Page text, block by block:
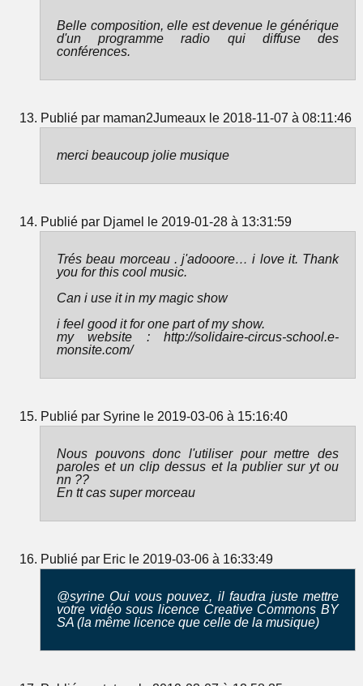
Belle composition, elle est devenue le générique
d'un programme radio qui diffuse des
conférences.
Publié par maman2Jumeaux le 2018-11-07 à 08:11:46
merci beaucoup jolie musique
Publié par Djamel le 2019-01-28 à 13:31:59
Trés beau morceau . j'adooore… i love it. Thank
you for this cool music.
Can i use it in my magic show
i feel good it for one part of my show.
my website : http://solidaire-circus-school.e-
monsite.com/
Publié par Syrine le 2019-03-06 à 15:16:40
Nous pouvons donc l'utiliser pour mettre des
paroles et un clip dessus et la publier sur yt ou
nn ??
En tt cas super morceau
Publié par Eric le 2019-03-06 à 16:33:49
@syrine Oui vous pouvez, il faudra juste mettre
votre vidéo sous licence Creative Commons BY
SA (la même licence que celle de la musique)